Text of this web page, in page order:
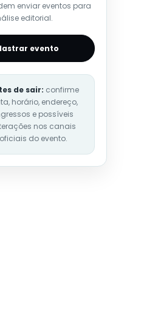
enviar eventos para
editorial.
evento
de sair: confirme
horário, endereço,
e possíveis
nos canais
oficiais do evento.